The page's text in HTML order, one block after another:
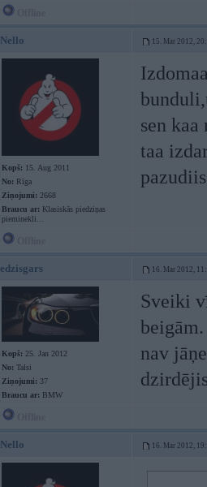
Nello 15. Mar 2012,
Kopš: 15. Aug 2011
No: Rīga
Ziņojumi: 2668
Braucu ar: Klasiskās piedziņas
pieminekli...
sen kaa
taa
edzisgars 16. Mar 2012,
Kopš: 25. Jan 2012
No: Talsi
Ziņojumi: 37
Braucu ar: BMW
Sveiki
nav
Nello 16. Mar 2012,